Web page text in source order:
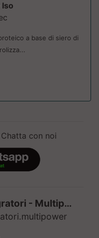
a base di siero di
con noi